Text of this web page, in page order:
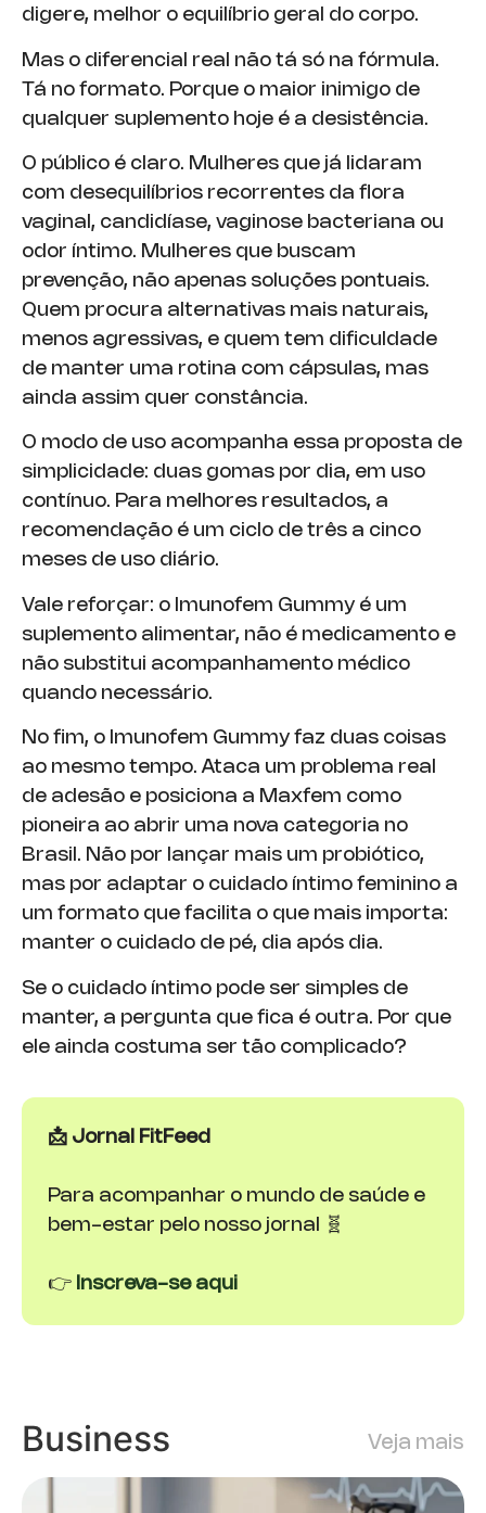
digere, melhor o equilíbrio geral do corpo.
Mas o diferencial real não tá só na fórmula.
Tá no formato. Porque o maior inimigo de
qualquer suplemento hoje é a desistência.
O público é claro. Mulheres que já lidaram
com desequilíbrios recorrentes da flora
vaginal, candidíase, vaginose bacteriana ou
odor íntimo. Mulheres que buscam
prevenção, não apenas soluções pontuais.
Quem procura alternativas mais naturais,
menos agressivas, e quem tem dificuldade
de manter uma rotina com cápsulas, mas
ainda assim quer constância.
O modo de uso acompanha essa proposta de
simplicidade: duas gomas por dia, em uso
contínuo. Para melhores resultados, a
recomendação é um ciclo de três a cinco
meses de uso diário.
Vale reforçar: o Imunofem Gummy é um
suplemento alimentar, não é medicamento e
não substitui acompanhamento médico
quando necessário.
No fim, o Imunofem Gummy faz duas coisas
ao mesmo tempo. Ataca um problema real
de adesão e posiciona a Maxfem como
pioneira ao abrir uma nova categoria no
Brasil. Não por lançar mais um probiótico,
mas por adaptar o cuidado íntimo feminino a
um formato que facilita o que mais importa:
manter o cuidado de pé, dia após dia.
Se o cuidado íntimo pode ser simples de
manter, a pergunta que fica é outra. Por que
ele ainda costuma ser tão complicado?
📩 Jornal FitFeed
Para acompanhar o mundo de saúde e
bem-estar pelo nosso jornal 🧬
👉 Inscreva-se aqui
Business Veja mais